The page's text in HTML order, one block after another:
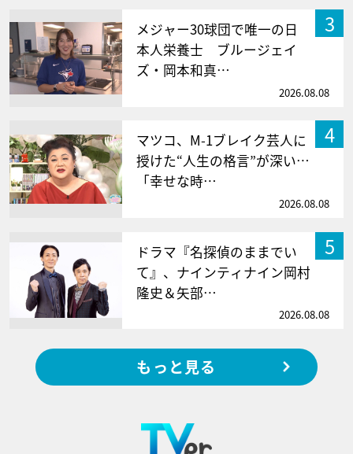
3
メジャー30球団で唯一の日
本人栄養士 ブルージェイ
ズ・岡本和真…
2026.08.08
4
マツコ、M-1ブレイク芸人に
授けた“人生の格言”が深い…
「幸せな時…
2026.08.08
5
ドラマ『名探偵のままでい
て』、ナインティナイン岡村
隆史＆矢部…
2026.08.08
もっと見る